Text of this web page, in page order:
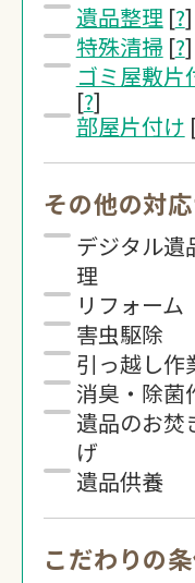
遺品整理 [?]
特殊清掃 [?]
ゴミ屋敷片
[?]
部屋片付け
その他の対
デジタル遺
理
リフォーム
害虫駆除
引っ越し作
消臭・除菌
遺品のお焚
げ
遺品供養
こだわりの